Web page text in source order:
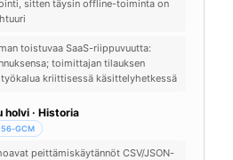
sitten täysin offline-toiminta on
toistuvaa SaaS-riippuvuutta:
toimittajan tilauksen
kriittisessä käsittelyhetkessä
holvi · Historia
GCM
peittämiskäytännöt CSV/JSON-